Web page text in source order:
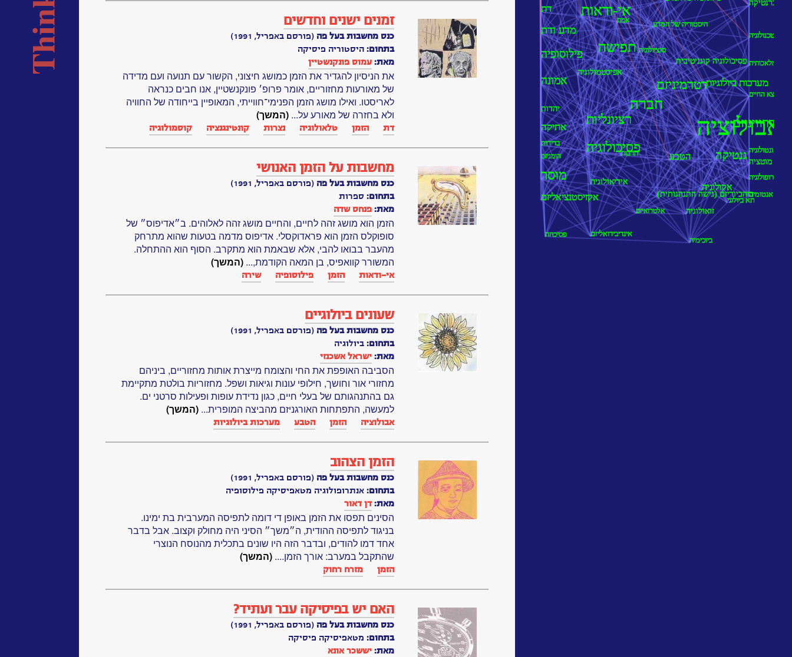
זמנים ישנים וחדשים
כנס מחשבות בעל פה (פורסם באפריל, 1991)
בתחום: היסטוריה פיסיקה
מאת: עמוס פונקנשטיין
את הניסיון להגדיר את הזמן כמושג חיצוני, הקשור עם תנועה ועם מדידה
של מאורעות מחזוריים, אומר פרופ׳ פונקנשטיין, אנו חבים כנראה
לאריסטו. ואילו מושג הזמן הפנימי־חווייתי, המאופיין בייחודה של החוויה
ולא בחזרה של מאורע על... (המשך)
דת הזמן טלאולוגיה נצרות קונטינגנציה קוסמולוגיה
מחשבות על הזמן האנושי
כנס מחשבות בעל פה (פורסם באפריל, 1991)
בתחום: ספרות
מאת: פנחס שדה
הזמן הוא מושג זהה לחיים, והחיים מושג זהה לאלוהים. ב״אדיפוס״ של
סופוקלס הזמן הוא פראדוקסלי. אדיפוס מדמה בטעות שהוא מתרחק
מהעבר בבואו להבי, אלא שבאמת הוא מתקרב. הסוף הוא ההתחלה.
המשורר קוואפיס, בן המאה הקודמת,... (המשך)
אי-ודאות הזמן פילוסופיה שירה
שעונים ביולוגיים
כנס מחשבות בעל פה (פורסם באפריל, 1991)
בתחום: ביולוגיה
מאת: ישראל אשכנזי
הסביבה האופפת את החי והצומח מייצרת אותות מחזוריים, ביניהם
מחזורי אור וחושך, חילופי עונות וגיאות ושפל. מחזוריות בולטת מתקיימת
גם בהתנהגותם של בעלי חיים, כגון נדידת עופות ופעילות סרטני ים.
למעשה, התפתחות האורגניזם מהביצה המופרית... (המשך)
אבולוציה הזמן הטבע מערכות ביולוגיות‏
הזמן הצהוב
כנס מחשבות בעל פה (פורסם באפריל, 1991)
בתחום: אנתרופולוגיה מטאפיסיקה פילוסופיה
מאת: דן דאור
הסינים תפסו את הזמן באופן די דומה לתפיסה המערבית בת ימינו.
בניגוד לתפיסה ההודית, ה״משך״ הסיני היה מחולק וקצוב. אבל בדבר
אחד דמו להודים, ובדבר הזה היו שונים בתכלית מהנוסח הנוצרי
שהתקבל במערב: אורך הזמן.... (המשך)
הזמן מזרח רחוק
האם יש בפיסיקה עבר ועתיד?
כנס מחשבות בעל פה (פורסם באפריל, 1991)
בתחום: מטאפיסיקה פיסיקה
מאת: יששכר אונא